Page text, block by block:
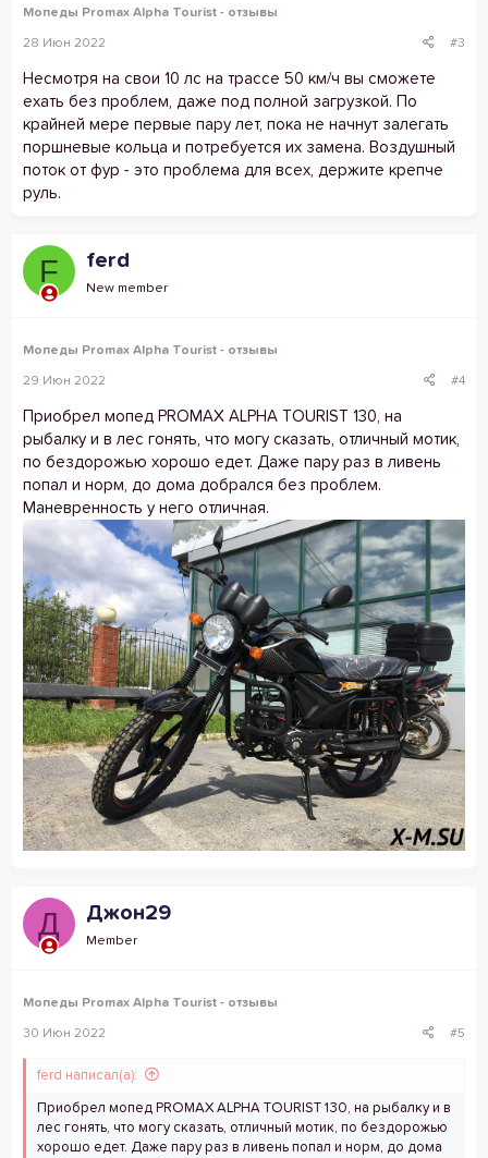
Мопеды Promax Alpha Tourist - отзывы
28 Июн 2022 #3
Несмотря на свои 10 лс на трассе 50 км/ч вы сможете
ехать без проблем, даже под полной загрузкой. По
крайней мере первые пару лет, пока не начнут залегать
поршневые кольца и потребуется их замена. Воздушный
поток от фур - это проблема для всех, держите крепче
руль.
F ferd
New member
Мопеды Promax Alpha Tourist - отзывы
29 Июн 2022 #4
Приобрел мопед PROMAX ALPHA TOURIST 130, на
рыбалку и в лес гонять, что могу сказать, отличный мотик,
по бездорожью хорошо едет. Даже пару раз в ливень
попал и норм, до дома добрался без проблем.
Маневренность у него отличная.
Д Джон29
Member
Мопеды Promax Alpha Tourist - отзывы
30 Июн 2022 #5
ferd написал(а):
Приобрел мопед PROMAX ALPHA TOURIST 130, на рыбалку и в
лес гонять, что могу сказать, отличный мотик, по бездорожью
хорошо едет. Даже пару раз в ливень попал и норм, до дома